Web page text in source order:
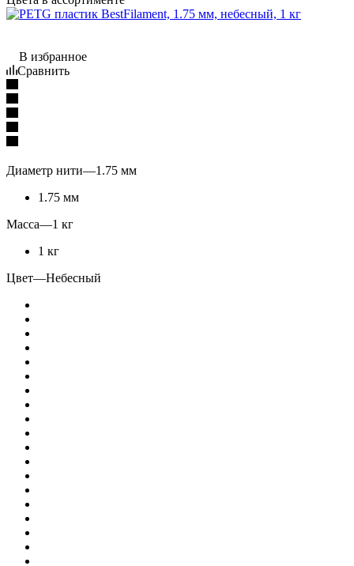
В избранное
Сравнить
Диаметр нити—1.75 мм
1.75 мм
Масса—1 кг
1 кг
Цвет—Небесный